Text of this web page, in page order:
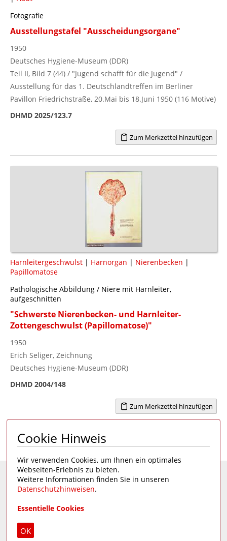
Fotografie
Ausstellungstafel "Ausscheidungsorgane"
1950
Deutsches Hygiene-Museum (DDR)
Teil II, Bild 7 (44) / "Jugend schafft für die Jugend" /
Ausstellung für das 1. Deutschlandtreffen im Berliner
Pavillon Friedrichstraße, 20.Mai bis 18.Juni 1950 (116 Motive)
DHMD 2025/123.7
Zum Merkzettel hinzufügen
Harnleitergeschwulst | Harnorgan | Nierenbecken |
Papillomatose
Pathologische Abbildung / Niere mit Harnleiter,
aufgeschnitten
"Schwerste Nierenbecken- und Harnleiter-
Zottengeschwulst (Papillomatose)"
1950
Erich Seliger, Zeichnung
Deutsches Hygiene-Museum (DDR)
DHMD 2004/148
Zum Merkzettel hinzufügen
Seite 1 von 1 1
Eine Seite desDeutschen Hygiene-Museums
Cookie Hinweis
Wir verwenden Cookies, um Ihnen ein optimales
Webseiten-Erlebnis zu bieten.
Weitere Informationen finden Sie in unseren
Datenschutzhinweisen.
Essentielle Cookies
OK